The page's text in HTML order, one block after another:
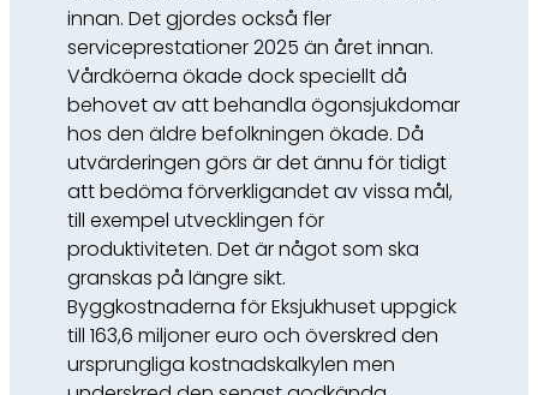
innan. Det gjordes också fler
serviceprestationer 2025 än året innan.
Vårdköerna ökade dock speciellt då
behovet av att behandla ögonsjukdomar
hos den äldre befolkningen ökade. Då
utvärderingen görs är det ännu för tidigt
att bedöma förverkligandet av vissa mål,
till exempel utvecklingen för
produktiviteten. Det är något som ska
granskas på längre sikt.
Byggkostnaderna för Eksjukhuset uppgick
till 163,6 miljoner euro och överskred den
ursprungliga kostnadskalkylen men